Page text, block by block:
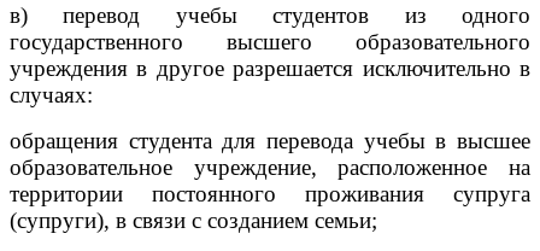
в) перевод учебы студентов из одного
государственного высшего образовательного
учреждения в другое разрешается исключительно в
случаях:
обращения студента для перевода учебы в высшее
образовательное учреждение, расположенное на
территории постоянного проживания супруга
(супруги), в связи с созданием семьи;